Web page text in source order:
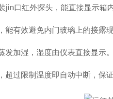
jin口红外探头，能直接显示箱
能有效避免内门玻璃上的接露
发加湿，湿度由仪表直接显示
超过限制温度即自动中断，保